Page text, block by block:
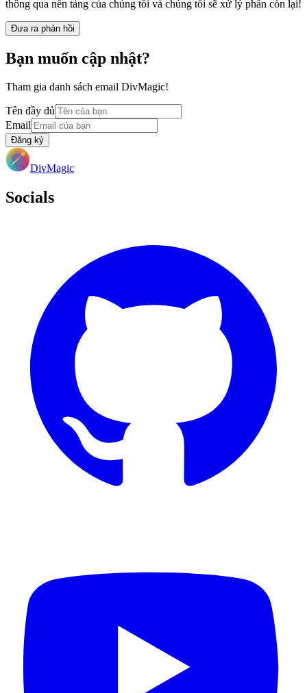
thông qua nền tảng của chúng tôi và chúng tôi sẽ xử lý phần còn lại!
Đưa ra phản hồi
Bạn muốn cập nhật?
Tham gia danh sách email DivMagic!
Tên đầy đủ
Email
Đăng ký
DivMagic
Socials